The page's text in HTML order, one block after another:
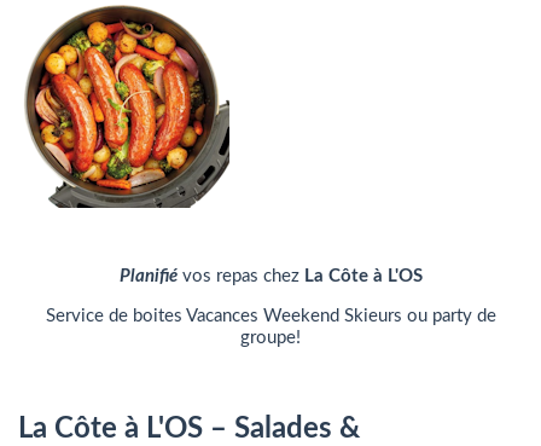
Planifiévos repas chez La Côte à L'OS
Service de boites Vacances Weekend Skieurs ou party de
groupe!
La Côte à L'OS – Salades &